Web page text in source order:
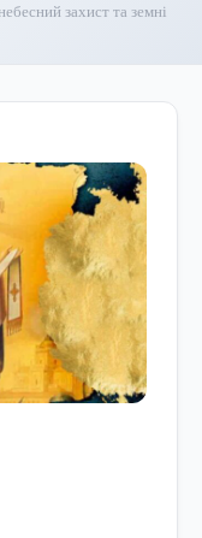
захист та земні